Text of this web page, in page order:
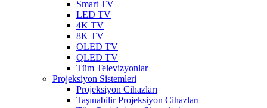
Smart TV
LED TV
4K TV
8K TV
OLED TV
QLED TV
Tüm Televizyonlar
Projeksiyon Sistemleri
Projeksiyon Cihazları
Taşınabilir Projeksiyon Cihazları